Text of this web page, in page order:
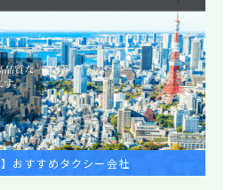
】おすすめタクシー会社